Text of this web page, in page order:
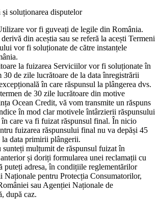
soluționarea disputelor
vor fi guveați de legile din România.
din aceștia sau se referă la acești Termeni
vor fi soluționate de către instanțele
la fuizarea Serviciilor vor fi soluționate în
30 de zile lucrătoare de la data înregistrării
în care răspunsul la plângerea dvs.
de 30 zile lucrătoare din motive
Ocean Credit, vă vom transmite un răspuns
în mod clar motivele întârzierii răspunsului
care va fi fuizat răspunsul final. În nicio
fuizarea răspunsului final nu va depăși 45
la data primirii plângerii.
sunteți mulțumit de răspunsul fuizat în
și doriți formularea unei reclamații cu
puteți adresa, în condițiile reglementărilor
pentru Protecția Consumatorilor,
sau Agenției Naționale de
după caz.